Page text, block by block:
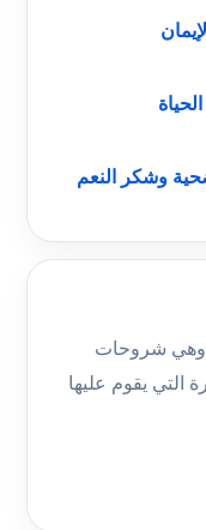
وشكر النعم
وهي شروحات
التي يقوم عليها